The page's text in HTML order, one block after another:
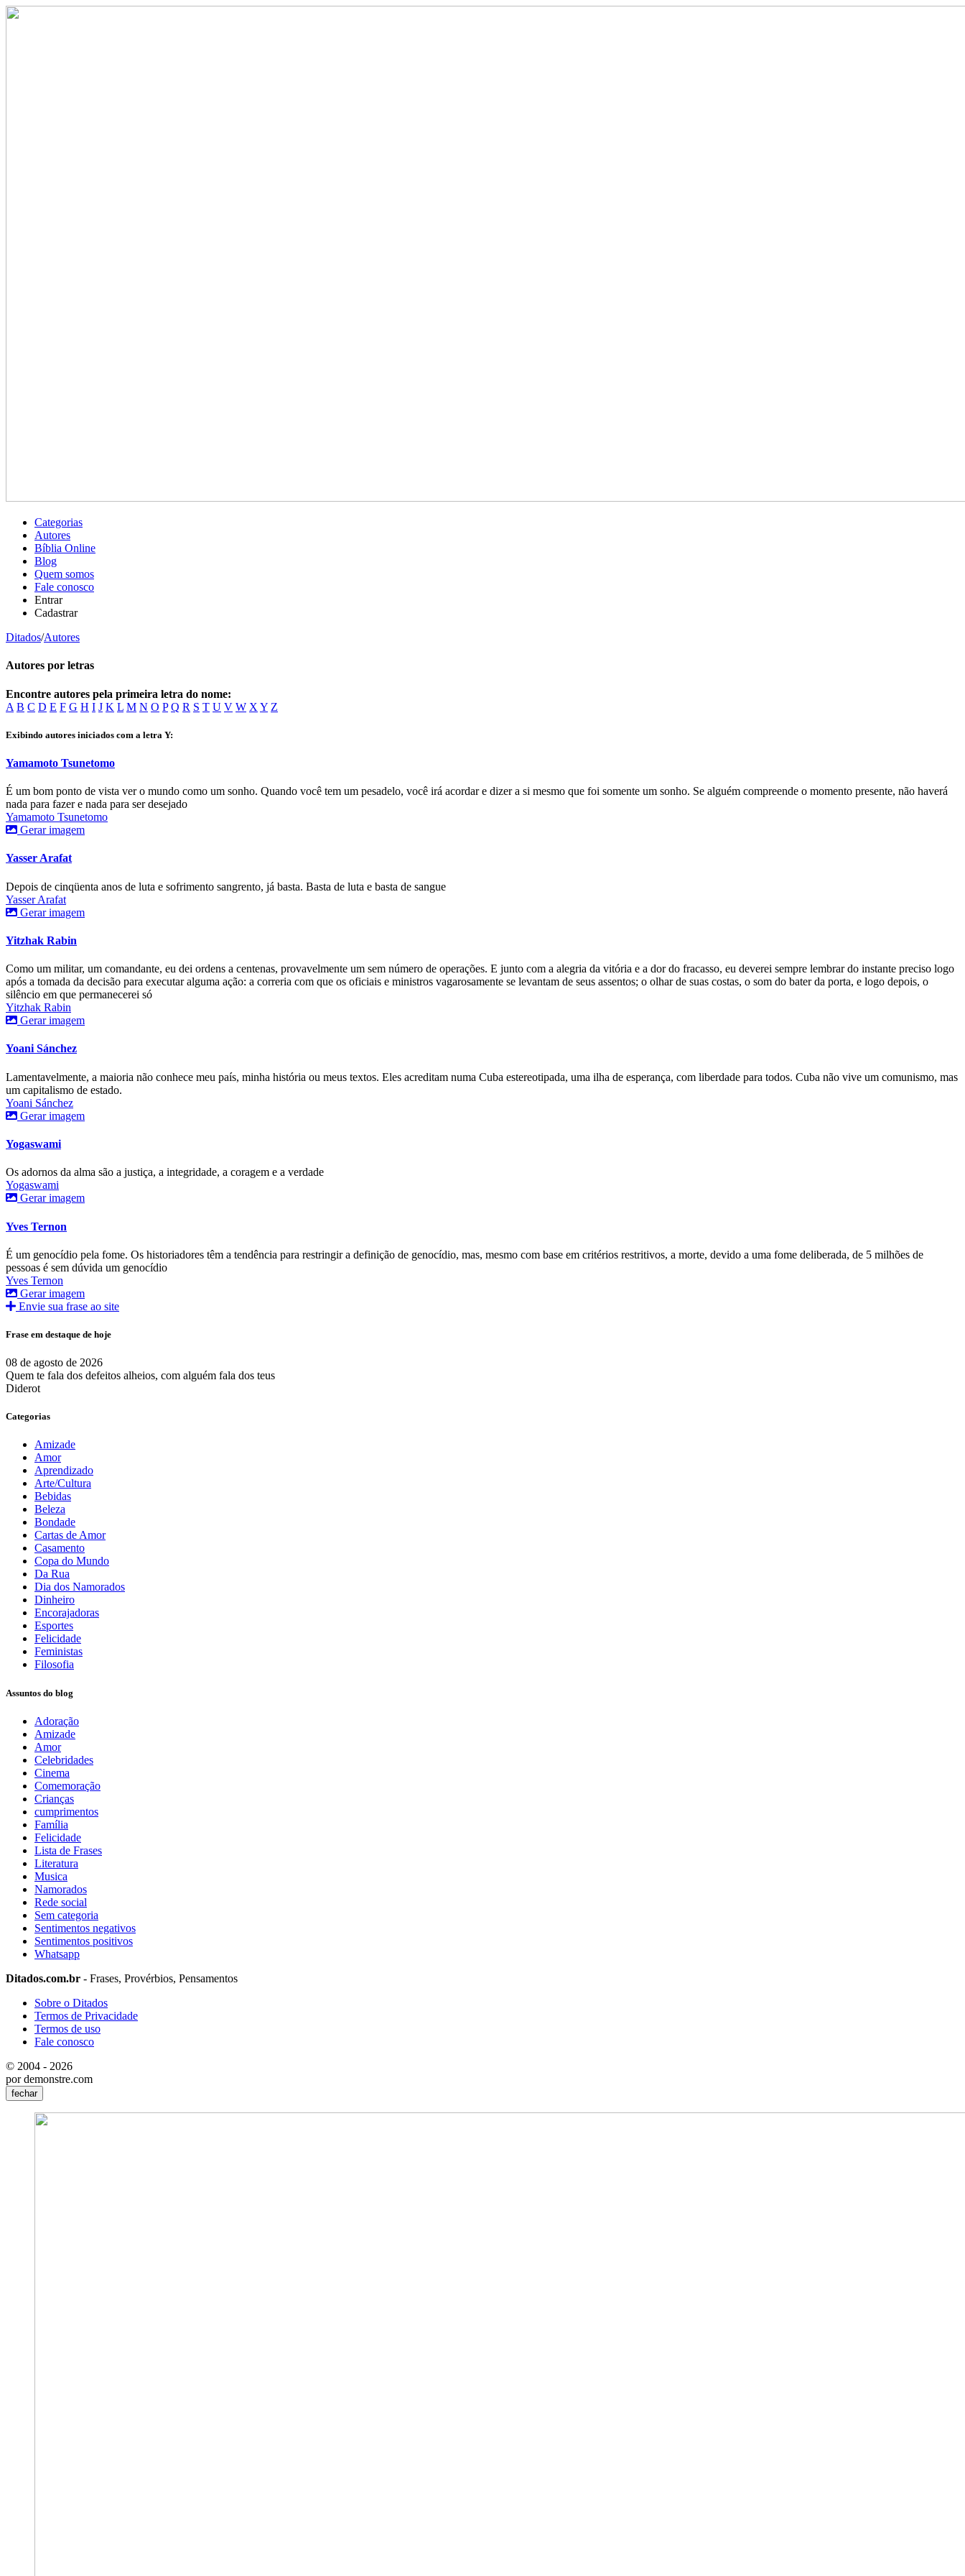
Categorias
Autores
Bíblia Online
Blog
Quem somos
Fale conosco
Entrar
Cadastrar
Ditados/Autores
Autores por letras
Encontre autores pela primeira letra do nome:
A B C D E F G H I J K L M N O P Q R S T U V W X Y Z
Exibindo autores iniciados com a letra Y:
Yamamoto Tsunetomo
É um bom ponto de vista ver o mundo como um sonho. Quando você tem um pesadelo, você irá acordar e dizer a si mesmo que foi somente um sonho. Se alguém compreende o momento presente, não haverá
nada para fazer e nada para ser desejado
Yamamoto Tsunetomo
Gerar imagem
Yasser Arafat
Depois de cinqüenta anos de luta e sofrimento sangrento, já basta. Basta de luta e basta de sangue
Yasser Arafat
Gerar imagem
Yitzhak Rabin
Como um militar, um comandante, eu dei ordens a centenas, provavelmente um sem número de operações. E junto com a alegria da vitória e a dor do fracasso, eu deverei sempre lembrar do instante preciso logo
após a tomada da decisão para executar alguma ação: a correria com que os oficiais e ministros vagarosamente se levantam de seus assentos; o olhar de suas costas, o som do bater da porta, e logo depois, o
silêncio em que permanecerei só
Yitzhak Rabin
Gerar imagem
Yoani Sánchez
Lamentavelmente, a maioria não conhece meu país, minha história ou meus textos. Eles acreditam numa Cuba estereotipada, uma ilha de esperança, com liberdade para todos. Cuba não vive um comunismo, mas
um capitalismo de estado.
Yoani Sánchez
Gerar imagem
Yogaswami
Os adornos da alma são a justiça, a integridade, a coragem e a verdade
Yogaswami
Gerar imagem
Yves Ternon
É um genocídio pela fome. Os historiadores têm a tendência para restringir a definição de genocídio, mas, mesmo com base em critérios restritivos, a morte, devido a uma fome deliberada, de 5 milhões de
pessoas é sem dúvida um genocídio
Yves Ternon
Gerar imagem
Envie sua frase ao site
Frase em destaque de hoje
08 de agosto de 2026
Quem te fala dos defeitos alheios, com alguém fala dos teus
Diderot
Categorias
Amizade
Amor
Aprendizado
Arte/Cultura
Bebidas
Beleza
Bondade
Cartas de Amor
Casamento
Copa do Mundo
Da Rua
Dia dos Namorados
Dinheiro
Encorajadoras
Esportes
Felicidade
Feministas
Filosofia
Assuntos do blog
Adoração
Amizade
Amor
Celebridades
Cinema
Comemoração
Crianças
cumprimentos
Família
Felicidade
Lista de Frases
Literatura
Musica
Namorados
Rede social
Sem categoria
Sentimentos negativos
Sentimentos positivos
Whatsapp
Ditados.com.br - Frases, Provérbios, Pensamentos
Sobre o Ditados
Termos de Privacidade
Termos de uso
Fale conosco
© 2004 - 2026
por demonstre.com
fechar